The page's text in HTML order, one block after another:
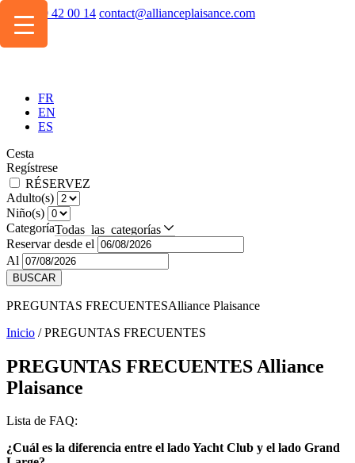
+334 49 42 00 14 contact@allianceplaisance.com
FR
EN
ES
Cesta
Regístrese
RÉSERVEZ
Adulto(s)
Niño(s)
CategoríaTodas las categorías
Reservar desde el
Al
BUSCAR
PREGUNTAS FRECUENTESAlliance Plaisance
Inicio /PREGUNTAS FRECUENTES
PREGUNTAS FRECUENTES Alliance
Plaisance
Lista de FAQ:
¿Cuál es la diferencia entre el lado Yacht Club y el lado Grand